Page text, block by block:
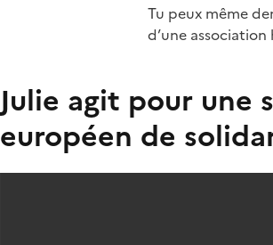
Tu peux même
d’une
Julie agit pour une
européen de